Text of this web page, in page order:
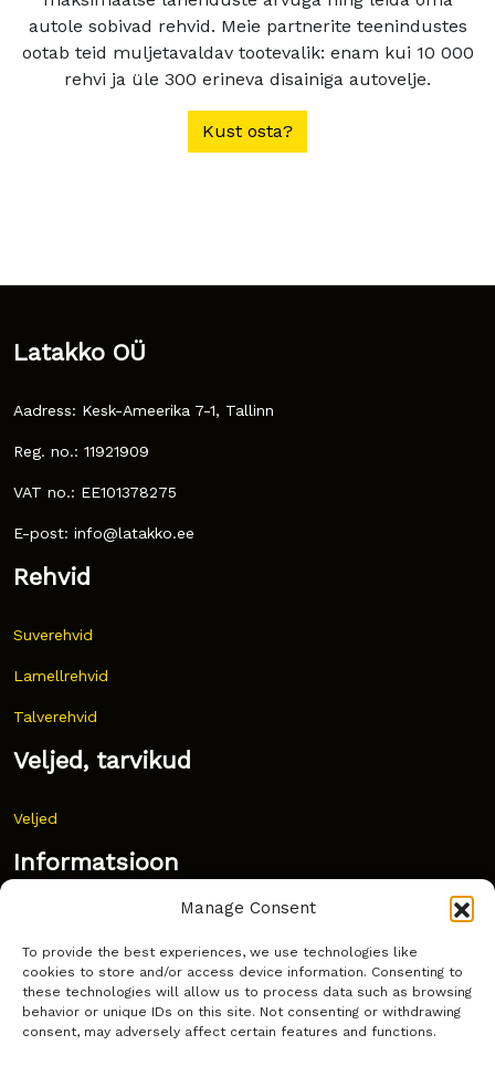
Manage Consent
To provide the best experiences, we use technologies like
cookies to store and/or access device information. Consenting to
these technologies will allow us to process data such as browsing
behavior or unique IDs on this site. Not consenting or withdrawing
consent, may adversely affect certain features and functions.
autole sobivad rehvid. Meie partnerite teenindustes
ootab teid muljetavaldav tootevalik: enam kui 10 000
rehvi ja üle 300 erineva disainiga autovelje.
Kust osta?
Latakko OÜ
Aadress: Kesk-Ameerika 7-1, Tallinn
Reg. no.: 11921909
VAT no.: EE101378275
E-post: info@latakko.ee
Rehvid
Suverehvid
Lamellrehvid
Talverehvid
Veljed, tarvikud
Veljed
Informatsioon
Korduma kippuvad küsimused
Kust osta?
Küpsiste poliitika